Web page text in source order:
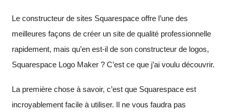
Le constructeur de sites Squarespace offre l’une des
meilleures façons de créer un site de qualité professionnelle
rapidement, mais qu’en est-il de son constructeur de logos,
Squarespace Logo Maker ? C’est ce que j’ai voulu découvrir.
La première chose à savoir, c’est que Squarespace est
incroyablement facile à utiliser. Il ne vous faudra pas